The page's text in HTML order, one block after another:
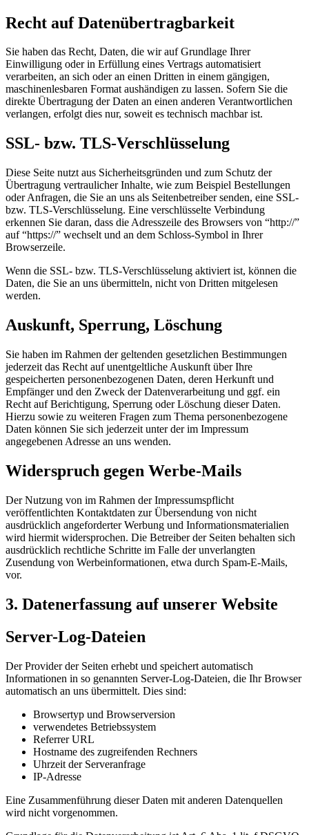
Recht auf Datenübertragbarkeit
Sie haben das Recht, Daten, die wir auf Grundlage Ihrer
Einwilligung oder in Erfüllung eines Vertrags automatisiert
verarbeiten, an sich oder an einen Dritten in einem gängigen,
maschinenlesbaren Format aushändigen zu lassen. Sofern Sie die
direkte Übertragung der Daten an einen anderen Verantwortlichen
verlangen, erfolgt dies nur, soweit es technisch machbar ist.
SSL- bzw. TLS-Verschlüsselung
Diese Seite nutzt aus Sicherheitsgründen und zum Schutz der
Übertragung vertraulicher Inhalte, wie zum Beispiel Bestellungen
oder Anfragen, die Sie an uns als Seitenbetreiber senden, eine SSL-
bzw. TLS-Verschlüsselung. Eine verschlüsselte Verbindung
erkennen Sie daran, dass die Adresszeile des Browsers von “http://”
auf “https://” wechselt und an dem Schloss-Symbol in Ihrer
Browserzeile.
Wenn die SSL- bzw. TLS-Verschlüsselung aktiviert ist, können die
Daten, die Sie an uns übermitteln, nicht von Dritten mitgelesen
werden.
Auskunft, Sperrung, Löschung
Sie haben im Rahmen der geltenden gesetzlichen Bestimmungen
jederzeit das Recht auf unentgeltliche Auskunft über Ihre
gespeicherten personenbezogenen Daten, deren Herkunft und
Empfänger und den Zweck der Datenverarbeitung und ggf. ein
Recht auf Berichtigung, Sperrung oder Löschung dieser Daten.
Hierzu sowie zu weiteren Fragen zum Thema personenbezogene
Daten können Sie sich jederzeit unter der im Impressum
angegebenen Adresse an uns wenden.
Widerspruch gegen Werbe-Mails
Der Nutzung von im Rahmen der Impressumspflicht
veröffentlichten Kontaktdaten zur Übersendung von nicht
ausdrücklich angeforderter Werbung und Informationsmaterialien
wird hiermit widersprochen. Die Betreiber der Seiten behalten sich
ausdrücklich rechtliche Schritte im Falle der unverlangten
Zusendung von Werbeinformationen, etwa durch Spam-E-Mails,
vor.
3. Datenerfassung auf unserer Website
Server-Log-Dateien
Der Provider der Seiten erhebt und speichert automatisch
Informationen in so genannten Server-Log-Dateien, die Ihr Browser
automatisch an uns übermittelt. Dies sind:
Browsertyp und Browserversion
verwendetes Betriebssystem
Referrer URL
Hostname des zugreifenden Rechners
Uhrzeit der Serveranfrage
IP-Adresse
Eine Zusammenführung dieser Daten mit anderen Datenquellen
wird nicht vorgenommen.